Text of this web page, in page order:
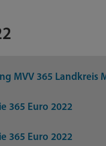
MVV 365 Landkreis
365 Euro 2022
365 Euro 2022